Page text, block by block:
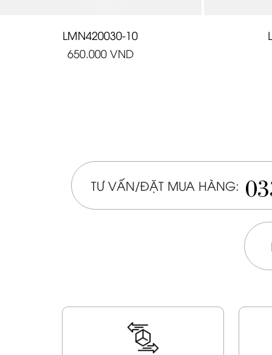
LMN420030-10
650.000VND
TƯ VẤN/ĐẶT MUA HÀNG: